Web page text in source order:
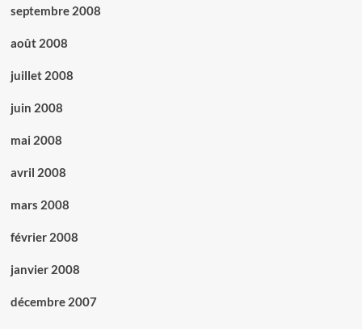
septembre 2008
août 2008
juillet 2008
juin 2008
mai 2008
avril 2008
mars 2008
février 2008
janvier 2008
décembre 2007